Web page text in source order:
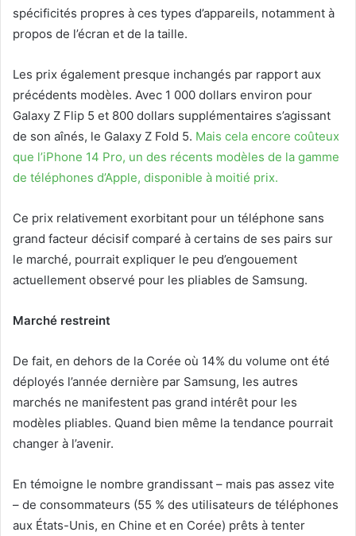
spécificités propres à ces types d’appareils, notamment à
propos de l’écran et de la taille.
Les prix également presque inchangés par rapport aux
précédents modèles. Avec 1 000 dollars environ pour
Galaxy Z Flip 5 et 800 dollars supplémentaires s’agissant
de son aînés, le Galaxy Z Fold 5. Mais cela encore coûteux
que l’iPhone 14 Pro, un des récents modèles de la gamme
de téléphones d’Apple, disponible à moitié prix.
Ce prix relativement exorbitant pour un téléphone sans
grand facteur décisif comparé à certains de ses pairs sur
le marché, pourrait expliquer le peu d’engouement
actuellement observé pour les pliables de Samsung.
Marché restreint
De fait, en dehors de la Corée où 14% du volume ont été
déployés l’année dernière par Samsung, les autres
marchés ne manifestent pas grand intérêt pour les
modèles pliables. Quand bien même la tendance pourrait
changer à l’avenir.
En témoigne le nombre grandissant – mais pas assez vite
– de consommateurs (55 % des utilisateurs de téléphones
aux États-Unis, en Chine et en Corée) prêts à tenter